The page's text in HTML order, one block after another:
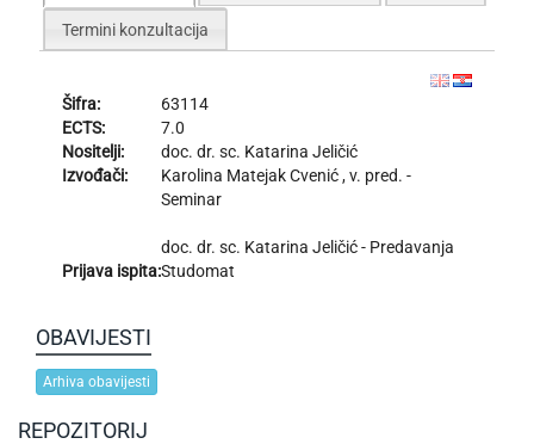
Termini konzultacija
Šifra:
63114
ECTS:
7.0
Nositelji:
doc. dr. sc. Katarina Jeličić
Izvođači:
Karolina Matejak Cvenić, v. pred. -
Seminar
doc. dr. sc. Katarina Jeličić- Predavanja
Prijava ispita:Studomat
OBAVIJESTI
Arhiva obavijesti
REPOZITORIJ